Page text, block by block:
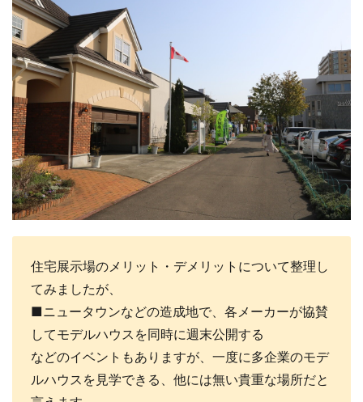
住宅展示場のメリット・デメリットについて整理し
てみましたが、
■ニュータウンなどの造成地で、各メーカーが協賛
してモデルハウスを同時に週末公開する
などのイベントもありますが、一度に多企業のモデ
ルハウスを見学できる、他には無い貴重な場所だと